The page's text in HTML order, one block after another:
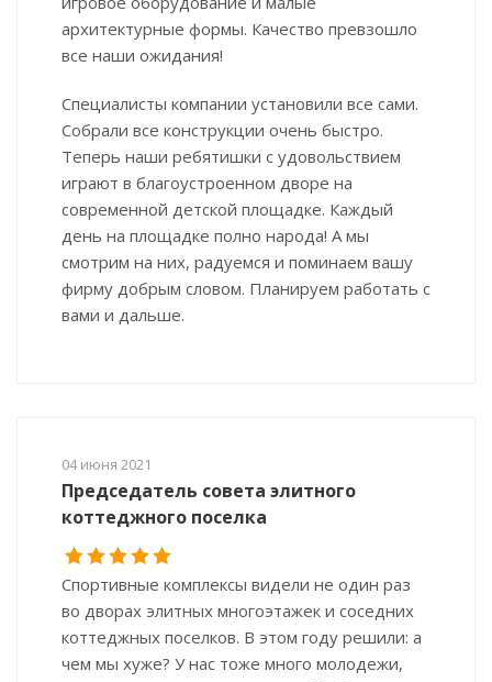
архитектурные формы. Качество превзошло
все наши ожидания!
Специалисты компании установили все сами.
Собрали все конструкции очень быстро.
Теперь наши ребятишки с удовольствием
играют в благоустроенном дворе на
современной детской площадке. Каждый
день на площадке полно народа! А мы
смотрим на них, радуемся и поминаем вашу
фирму добрым словом. Планируем работать с
вами и дальше.
04 июня 2021
Председатель совета элитного
коттеджного поселка
Спортивные комплексы видели не один раз
во дворах элитных многоэтажек и соседних
коттеджных поселков. В этом году решили: а
чем мы хуже? У нас тоже много молодежи,